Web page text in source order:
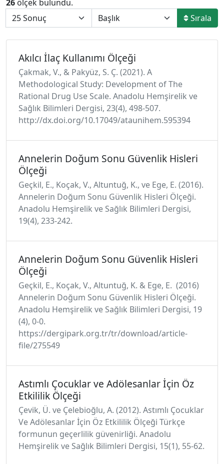
26 ölçek bulundu.
Sırala
Akılcı İlaç Kullanımı Ölçeği
Çakmak, V., & Pakyüz, S. Ç. (2021). A
Methodological Study: Development of The
Rational Drug Use Scale. Anadolu Hemşirelik ve
Sağlık Bilimleri Dergisi, 23(4), 498-507.
http://dx.doi.org/10.17049/ataunihem.595394
Annelerin Doğum Sonu Güvenlik Hisleri
Ölçeği
Geçkil, E., Koçak, V., Altuntuğ, K., ve Ege, E. (2016).
Annelerin Doğum Sonu Güvenlik Hisleri Ölçeği.
Anadolu Hemşirelik ve Sağlık Bilimleri Dergisi,
19(4), 233-242.
Annelerin Doğum Sonu Güvenlik Hisleri
Ölçeği
Geçkil, E., Koçak, V., Altuntuğ, K. & Ege, E. (2016)
Annelerin Doğum Sonu Güvenlik Hisleri Ölçeği.
Anadolu Hemşirelik ve Sağlık Bilimleri Dergisi, 19
(4), 0-0.
https://dergipark.org.tr/tr/download/article-
file/275549
Astımlı Çocuklar ve Adölesanlar İçin Öz
Etkililik Ölçeği
Çevik, Ü. ve Çelebioğlu, A. (2012). Astımlı Çocuklar
Ve Adölesanlar İçin Öz Etkililik Ölçeği Türkçe
formunun geçerlilik güvenirliği. Anadolu
Hemşirelik ve Sağlık Bilimleri Dergisi, 15(1), 55-62.